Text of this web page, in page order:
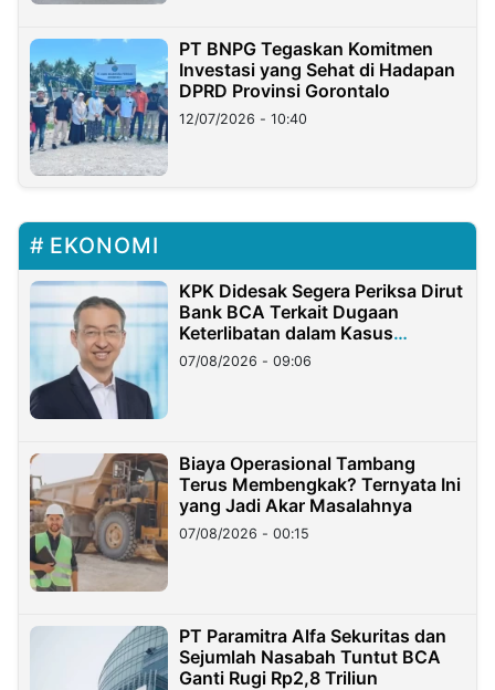
PT BNPG Tegaskan Komitmen
Investasi yang Sehat di Hadapan
DPRD Provinsi Gorontalo
12/07/2026 - 10:40
EKONOMI
KPK Didesak Segera Periksa Dirut
Bank BCA Terkait Dugaan
Keterlibatan dalam Kasus
Hilangnya Dana Nasabah Rp2,58
Miliar
07/08/2026 - 09:06
Biaya Operasional Tambang
Terus Membengkak? Ternyata Ini
yang Jadi Akar Masalahnya
07/08/2026 - 00:15
PT Paramitra Alfa Sekuritas dan
Sejumlah Nasabah Tuntut BCA
Ganti Rugi Rp2,8 Triliun